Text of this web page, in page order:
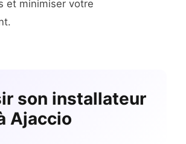
et minimiser votre
son installateur
Ajaccio